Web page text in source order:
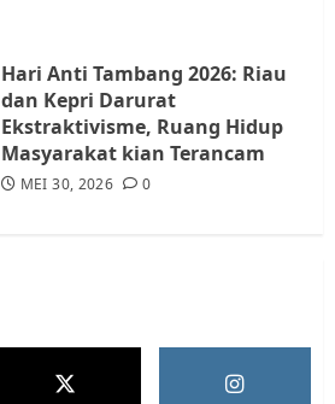
Hari Anti Tambang 2026: Riau
dan Kepri Darurat
Ekstraktivisme, Ruang Hidup
Masyarakat kian Terancam
MEI 30, 2026 0